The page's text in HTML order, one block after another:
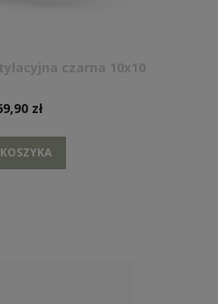
czarna 10x10
zł